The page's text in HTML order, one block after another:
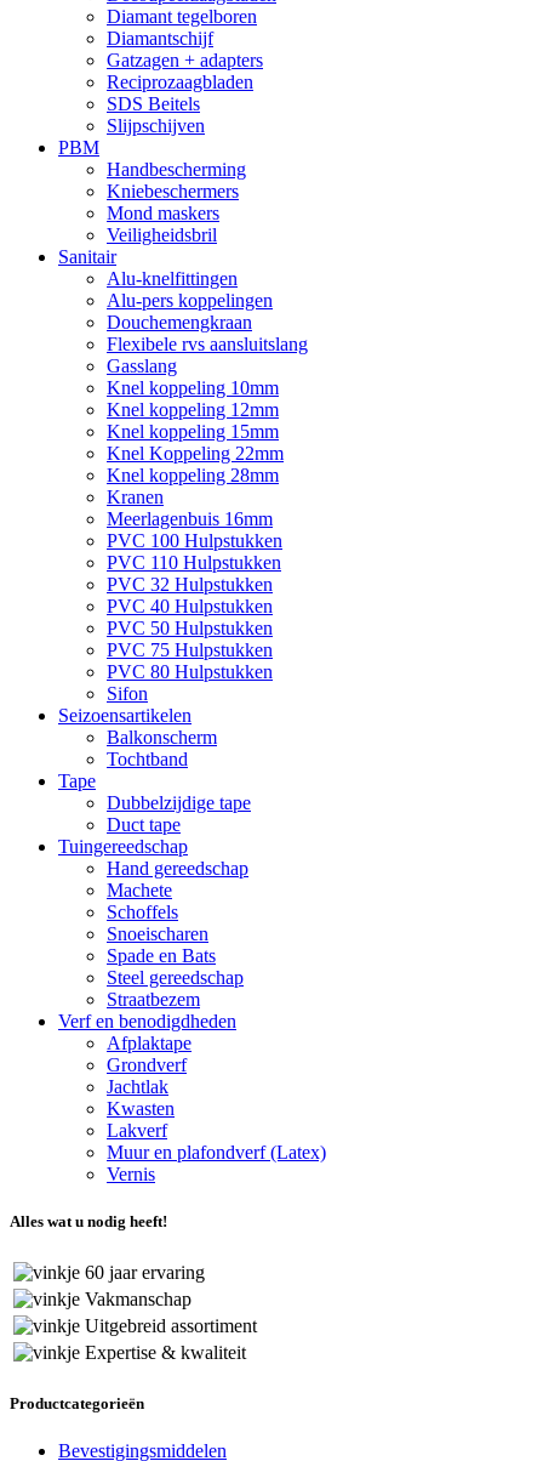
Diamant tegelboren
Diamantschijf
Gatzagen + adapters
Reciprozaagbladen
SDS Beitels
Slijpschijven
PBM
Handbescherming
Kniebeschermers
Mond maskers
Veiligheidsbril
Sanitair
Alu-knelfittingen
Alu-pers koppelingen
Douchemengkraan
Flexibele rvs aansluitslang
Gasslang
Knel koppeling 10mm
Knel koppeling 12mm
Knel koppeling 15mm
Knel Koppeling 22mm
Knel koppeling 28mm
Kranen
Meerlagenbuis 16mm
PVC 100 Hulpstukken
PVC 110 Hulpstukken
PVC 32 Hulpstukken
PVC 40 Hulpstukken
PVC 50 Hulpstukken
PVC 75 Hulpstukken
PVC 80 Hulpstukken
Sifon
Seizoensartikelen
Balkonscherm
Tochtband
Tape
Dubbelzijdige tape
Duct tape
Tuingereedschap
Hand gereedschap
Machete
Schoffels
Snoeischaren
Spade en Bats
Steel gereedschap
Straatbezem
Verf en benodigdheden
Afplaktape
Grondverf
Jachtlak
Kwasten
Lakverf
Muur en plafondverf (Latex)
Vernis
Alles wat u nodig heeft!
60 jaar ervaring
Vakmanschap
Uitgebreid assortiment
Expertise & kwaliteit
Productcategorieën
Bevestigingsmiddelen